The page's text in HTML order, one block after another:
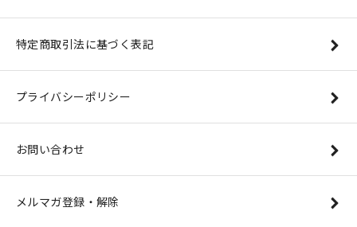
特定商取引法に基づく表記
プライバシーポリシー
お問い合わせ
メルマガ登録・解除